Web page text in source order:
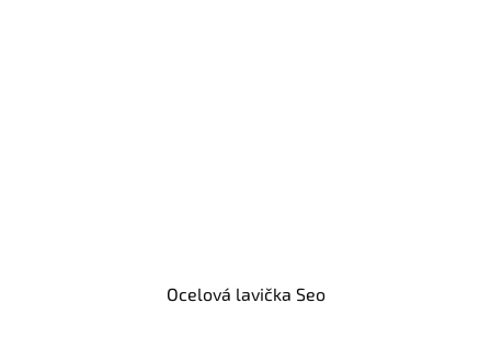
Ocelová lavička Seo